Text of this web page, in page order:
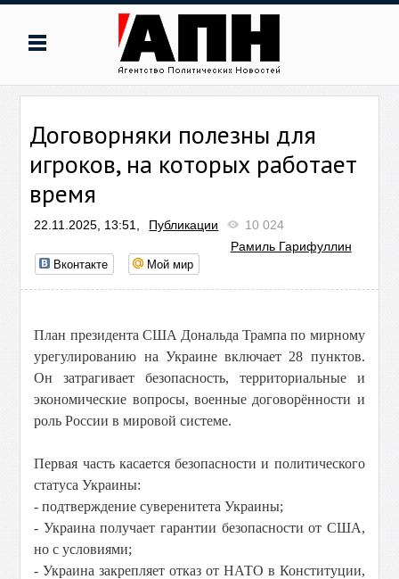
Договорняки полезны для
игроков, на которых работает
время
22.11.2025, 13:51, Публикации
10 024
Рамиль Гарифуллин
Вконтакте Мой мир
План президента США Дональда Трампа по мирному
урегулированию на Украине включает 28 пунктов.
Он затрагивает безопасность, территориальные и
экономические вопросы, военные договорённости и
роль России в мировой системе.
Первая часть касается безопасности и политического
статуса Украины:
- подтверждение суверенитета Украины;
- Украина получает гарантии безопасности от США,
но с условиями;
- Украина закрепляет отказ от НАТО в Конституции,